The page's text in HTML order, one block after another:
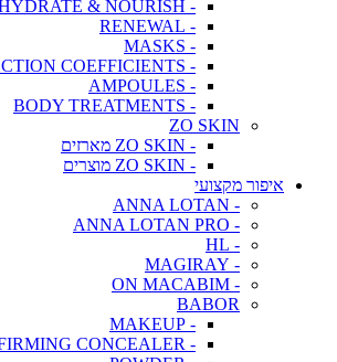
- HYDRATE & NOURISH
- RENEWAL
- MASKS
- PROTECTION COEFFICIENTS
- AMPOULES
- BODY TREATMENTS
ZO SKIN
- ZO SKIN מארזים
- ZO SKIN מוצרים
איפור מקצועי
- ANNA LOTAN
- ANNA LOTAN PRO
- HL
- MAGIRAY
- ON MACABIM
BABOR
- MAKEUP
- 3D FIRMING CONCEALER